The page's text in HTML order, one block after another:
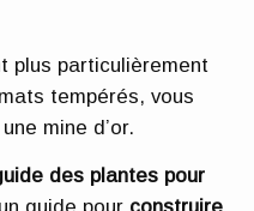
plus particulièrement
tempérés, vous
mine d’or.
des plantes pour
guide pour construire